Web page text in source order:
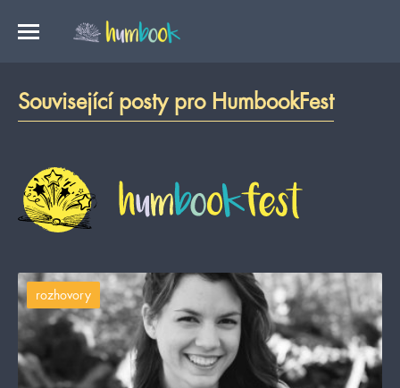
Související posty pro HumbookFest
rozhovory